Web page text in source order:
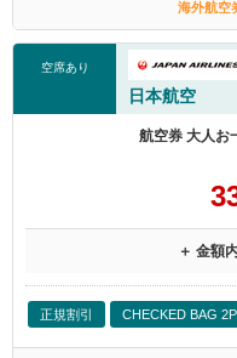
海外航空
空席あり
日本航空
航空券 大人お
＋ 金額
正規割引 CHECKED BAG